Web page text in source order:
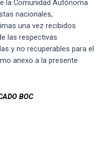
la Comunidad Autónoma
nacionales,
una vez recibidos
las respectivas
y no recuperables para el
anexo a la presente
BOC